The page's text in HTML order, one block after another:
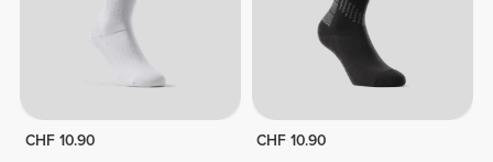
CHF 10.90
CHF 10.90